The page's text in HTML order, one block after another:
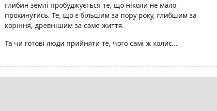
глибин землі пробуджується те, що ніколи не мало
прокинутись. Те, що є більшим за пору року, глибшим за
коріння, древнішим за саме життя.
Та чи готові люди прийняти те, чого самі ж колис...